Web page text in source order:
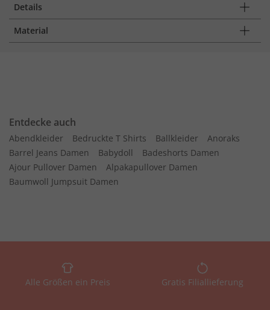
Details
Material
Entdecke auch
Abendkleider Bedruckte T Shirts Ballkleider
Anoraks
Barrel Jeans Damen
Babydoll
Badeshorts Damen
Ajour Pullover Damen
Alpakapullover Damen
Baumwoll Jumpsuit Damen
Alle Größen ein Preis Gratis Filiallieferung